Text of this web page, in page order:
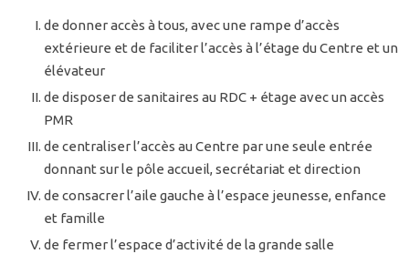
de donner accès à tous, avec une rampe d’accès
extérieure et de faciliter l’accès à l’étage du Centre et un
élévateur
de disposer de sanitaires au RDC + étage avec un accès
PMR
de centraliser l’accès au Centre par une seule entrée
donnant sur le pôle accueil, secrétariat et direction
de consacrer l’aile gauche à l’espace jeunesse, enfance
et famille
de fermer l’espace d’activité de la grande salle